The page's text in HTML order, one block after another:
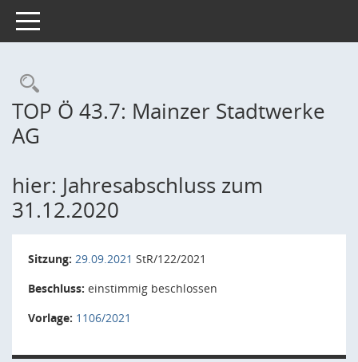
Toggle navigation
Rechercheauswahl
TOP Ö 43.7: Mainzer Stadtwerke
AG
hier: Jahresabschluss zum
31.12.2020
Sitzung: 29.09.2021 StR/122/2021
Beschluss: einstimmig beschlossen
Vorlage: 1106/2021